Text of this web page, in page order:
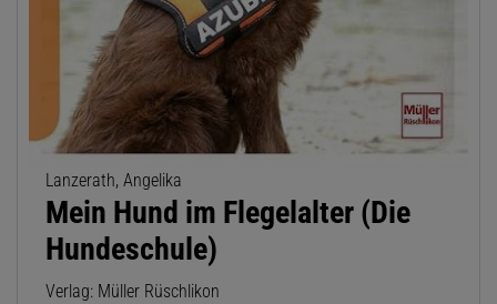
Lanzerath, Angelika
Mein Hund im Flegelalter (Die
Hundeschule)
Verlag: Müller Rüschlikon